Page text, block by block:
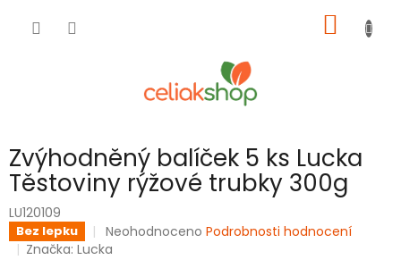
KOŠÍK
Zvýhodněný balíček 5 ks Lucka
Těstoviny rýžové trubky 300g
LU120109
Bez lepku
Průměrné
hodnocení
Neohodnoceno Podrobnosti hodnocení
Značka:Lucka